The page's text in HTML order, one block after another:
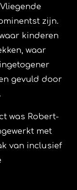
Vliegende
zijn.
kinderen
waar
gevuld door
was Robert-
met
van inclusief